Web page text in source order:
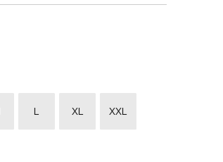
L XL XXL